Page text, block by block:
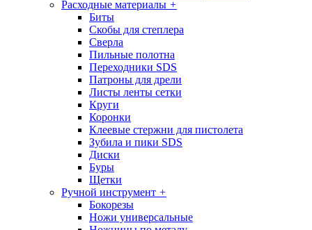
Расходные материалы +
Биты
Скобы для степлера
Сверла
Пильные полотна
Переходники SDS
Патроны для дрели
Листы ленты сетки
Круги
Коронки
Клеевые стержни для пистолета
Зубила и пики SDS
Диски
Буры
Щетки
Ручной инструмент +
Бокорезы
Ножи универсальные